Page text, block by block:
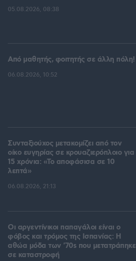
05.08.2026, 08:38
Από μαθητής, φοιτητής σε άλλη πόλη!
06.08.2026, 10:52
Συνταξιούχος μετακομίζει από τον
οίκο ευγηρίας σε κρουαζιερόπλοιο για
15 χρόνια: «Το αποφάσισα σε 10
λεπτά»
06.08.2026, 21:13
Οι αργεντίνικοι παπαγάλοι είναι ο
φόβος και τρόμος της Ισπανίας: Η
αθώα μόδα των '70s που μετατράπηκε
σε καταστροφή